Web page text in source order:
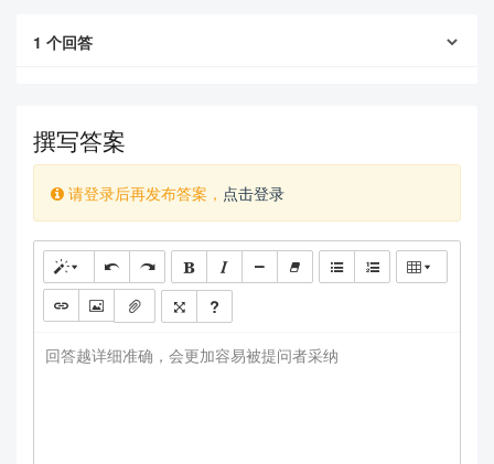
1 个回答
撰写答案
请登录后再发布答案， 点击登录
回答越详细准确，会更加容易被提问者采纳